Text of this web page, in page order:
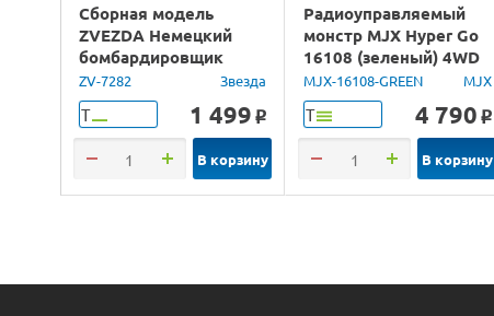
Сборная модель
ZVEZDA Немецкий
бомбардировщик
Юнкерс Ju-88, 1/72
ZV-7282 Звезда
Т 1 499 o
В корзину
Радиоуправляемый
монстр MJX Hyper Go
16108 (зеленый) 4WD
2.4G LED 1/16 RTR
MJX-16108-GREEN MJX
Т 4 790 o
В корзину